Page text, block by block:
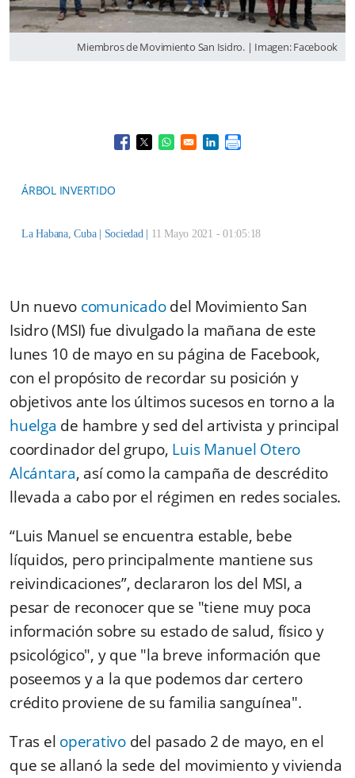
Miembros de Movimiento San Isidro. | Imagen: Facebook
Opens in a new window
Opens in a new window
Opens in a new window
Opens in a new window
ÁRBOL INVERTIDO
Sociedad 11 Mayo 2021 - 01:05:18
Un nuevo comunicadodel Movimiento San
Isidro (MSI) fue divulgado la mañana de este
lunes 10 de mayo en su página de Facebook,
con el propósito de recordar su posición y
objetivos ante los últimos sucesos en torno a la
huelga de hambre y sed del artivista y principal
coordinador del grupo, Luis Manuel Otero
Alcántara, así como la campaña de descrédito
llevada a cabo por el régimen en redes sociales.
“Luis Manuel se encuentra estable, bebe
líquidos, pero principalmente mantiene sus
reivindicaciones”, declararon los del MSI, a
pesar de reconocer que se "tiene muy poca
información sobre su estado de salud, físico y
psicológico", y que "la breve información que
poseemos y a la que podemos dar certero
crédito proviene de su familia sanguínea".
Tras el operativodel pasado 2 de mayo, en el
que se allanó la sede del movimiento y vivienda